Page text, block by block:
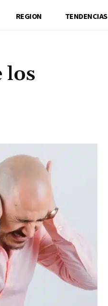
REGION TENDENCIAS
los